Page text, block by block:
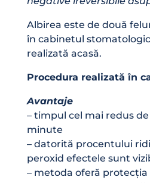
Albirea este de două
în cabinetul
realizată acasă.
Procedura realizată în
Avantaje
– timpul cel mai redus
minute
– datorită procentului
peroxid efectele sunt
– metoda oferă protecția